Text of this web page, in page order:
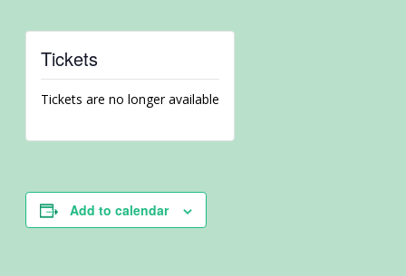
Tickets
Tickets are no longer available
Add to calendar